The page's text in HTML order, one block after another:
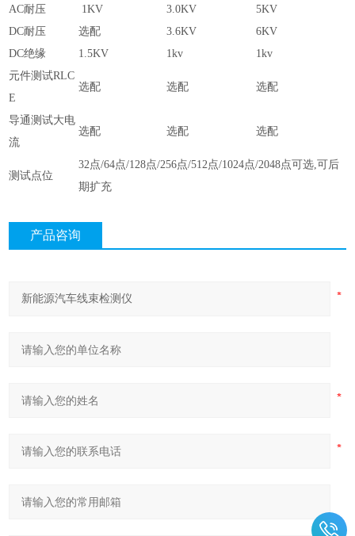
AC耐压 1KV 3.0KV
5KV
DC耐压
选配 3.6KV
6KV
DC绝缘
1.5KV 1kv
1kv
元件测试RLC
E
选配 选配 选配
导通测试大电
流
选配 选配 选配
测试点位
32点/64点/128点/256点/512点/1024点/2048点可选,可后
期扩充
产品咨询